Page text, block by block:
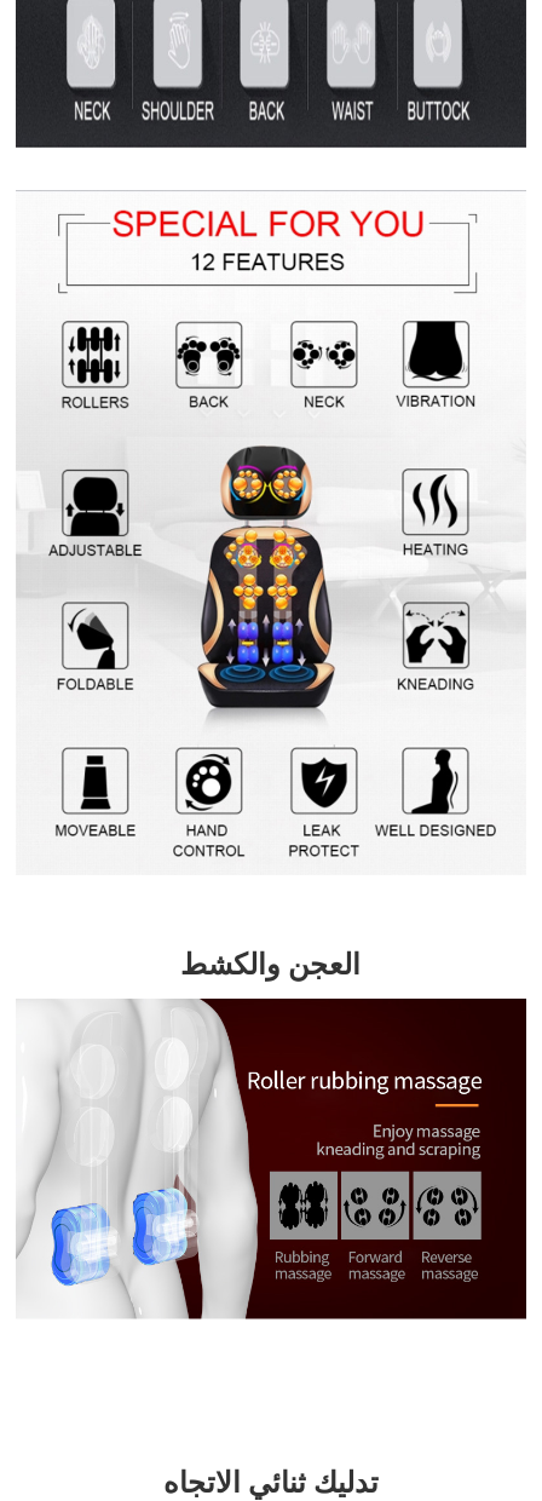
العجن والكشط
تدليك ثنائي الاتجاه